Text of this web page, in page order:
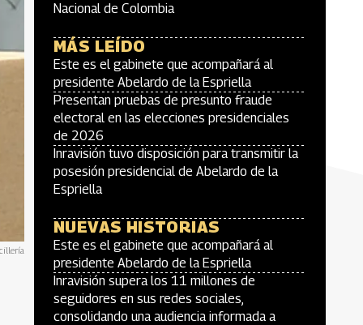
Nacional de Colombia
MÁS LEÍDO
Este es el gabinete que acompañará al
presidente Abelardo de la Espriella
Presentan pruebas de presunto fraude
electoral en las elecciones presidenciales
de 2026
Inravisión tuvo disposición para transmitir la
posesión presidencial de Abelardo de la
Espriella
NUEVAS HISTORIAS
Este es el gabinete que acompañará al
presidente Abelardo de la Espriella
Inravisión supera los 11 millones de
seguidores en sus redes sociales,
consolidando una audiencia informada a